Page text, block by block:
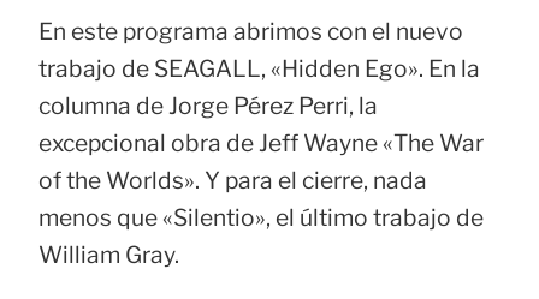
En este programa abrimos con el nuevo
trabajo de SEAGALL, «Hidden Ego». En la
columna de Jorge Pérez Perri, la
excepcional obra de Jeff Wayne «The War
of the Worlds». Y para el cierre, nada
menos que «Silentio», el último trabajo de
William Gray.